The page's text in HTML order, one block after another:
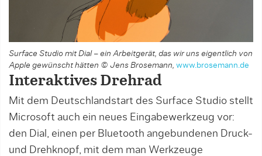
Surface Studio mit Dial – ein Arbeitgerät, das wir uns eigentlich von
Apple gewünscht hätten © Jens Brosemann, www.brosemann.de
Interaktives Drehrad
Mit dem Deutschlandstart des Surface Studio stellt
Microsoft auch ein neues Eingabewerkzeug vor:
den Dial, einen per Bluetooth angebundenen Druck-
und Drehknopf, mit dem man Werkzeuge